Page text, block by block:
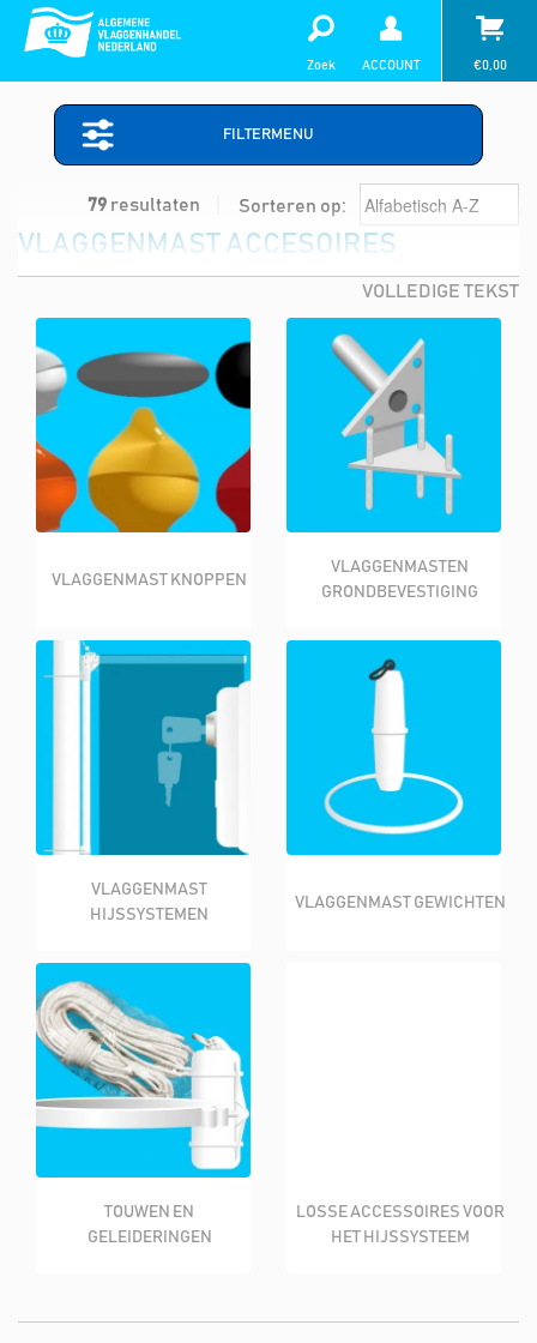
Zoek ACCOUNT €0,00
FILTERMENU
79 resultaten Sorteren op:
VLAGGENMAST ACCESOIRES
VOLLEDIGE TEKST
VLAGGENMAST KNOPPEN
VLAGGENMASTEN
GRONDBEVESTIGING
VLAGGENMAST
HIJSSYSTEMEN
VLAGGENMAST GEWICHTEN
TOUWEN EN
GELEIDERINGEN
LOSSE ACCESSOIRES VOOR
HET HIJSSYSTEEM